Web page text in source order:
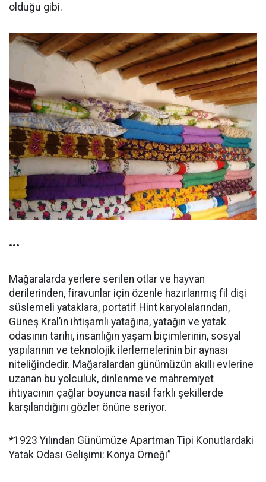
olduğu gibi.
•••
Mağaralarda yerlere serilen otlar ve hayvan
derilerinden, firavunlar için özenle hazırlanmış fil dişi
süslemeli yataklara, portatif Hint karyolalarından,
Güneş Kral’ın ihtişamlı yatağına, yatağın ve yatak
odasının tarihi, insanlığın yaşam biçimlerinin, sosyal
yapılarının ve teknolojik ilerlemelerinin bir aynası
niteliğindedir. Mağaralardan günümüzün akıllı evlerine
uzanan bu yolculuk, dinlenme ve mahremiyet
ihtiyacının çağlar boyunca nasıl farklı şekillerde
karşılandığını gözler önüne seriyor.
*1923 Yılından Günümüze Apartman Tipi Konutlardaki
Yatak Odası Gelişimi: Konya Örneği”